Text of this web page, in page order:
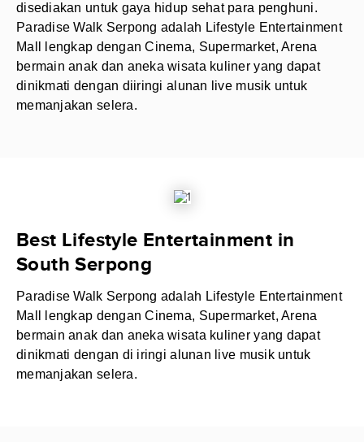
disediakan untuk gaya hidup sehat para penghuni.
Paradise Walk Serpong adalah Lifestyle Entertainment
Mall lengkap dengan Cinema, Supermarket, Arena
bermain anak dan aneka wisata kuliner yang dapat
dinikmati dengan diiringi alunan live musik untuk
memanjakan selera.
Best Lifestyle Entertainment in
South Serpong
Paradise Walk Serpong adalah Lifestyle Entertainment
Mall lengkap dengan Cinema, Supermarket, Arena
bermain anak dan aneka wisata kuliner yang dapat
dinikmati dengan di iringi alunan live musik untuk
memanjakan selera.